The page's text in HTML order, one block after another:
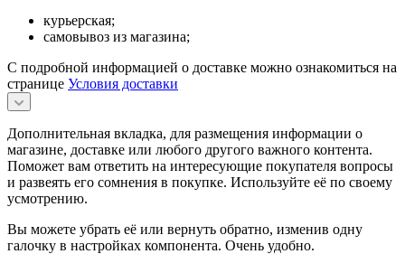
курьерская;
самовывоз из магазина;
С подробной информацией о доставке можно ознакомиться на
странице Условия доставки
Дополнительная вкладка, для размещения информации о
магазине, доставке или любого другого важного контента.
Поможет вам ответить на интересующие покупателя вопросы
и развеять его сомнения в покупке. Используйте её по своему
усмотрению.
Вы можете убрать её или вернуть обратно, изменив одну
галочку в настройках компонента. Очень удобно.